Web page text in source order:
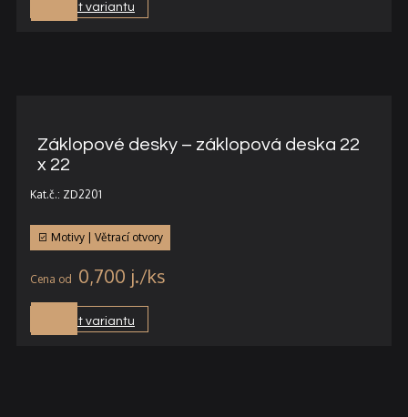
Vybrat variantu
Záklopové desky – záklopová deska 22
x 22
Kat.č.: ZD2201
Motivy | Větrací otvory
0,700 j.
Vybrat variantu